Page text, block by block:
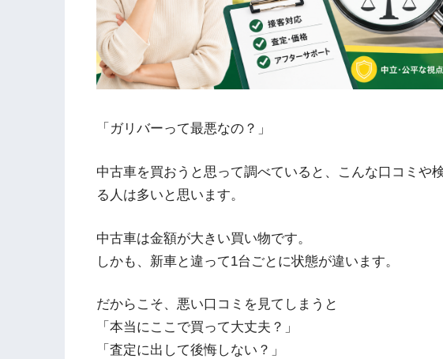
「ガリバーって最悪なの？」
中古車を買おうと思って調べていると、こんな口コミや
る人は多いと思います。
中古車は金額が大きい買い物です。
しかも、新車と違って1台ごとに状態が違います。
だからこそ、悪い口コミを見てしまうと
「本当にここで買って大丈夫？」
「査定に出して後悔しない？」